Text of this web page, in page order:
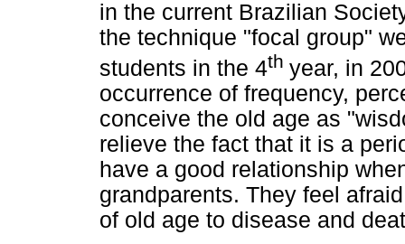
in the current Brazilian
the technique "focal group"
students in the 4th year, in
occurrence of frequency,
conceive the old age as
relieve the fact that it is a
have a good relationship
grandparents. They feel
of old age to disease and